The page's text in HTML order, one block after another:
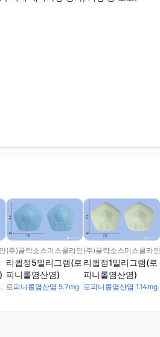
(주)글락소스미스클라인
리큅정5밀리그램(로
피니롤염산염)
로피니롤염산염 5.7mg
(주)글락소스미스클라인
리큅정1밀리그램(로
피니롤염산염)
로피니롤염산염 1.14mg